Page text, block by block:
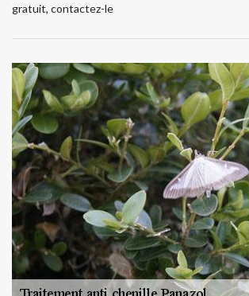
gratuit, contactez-le